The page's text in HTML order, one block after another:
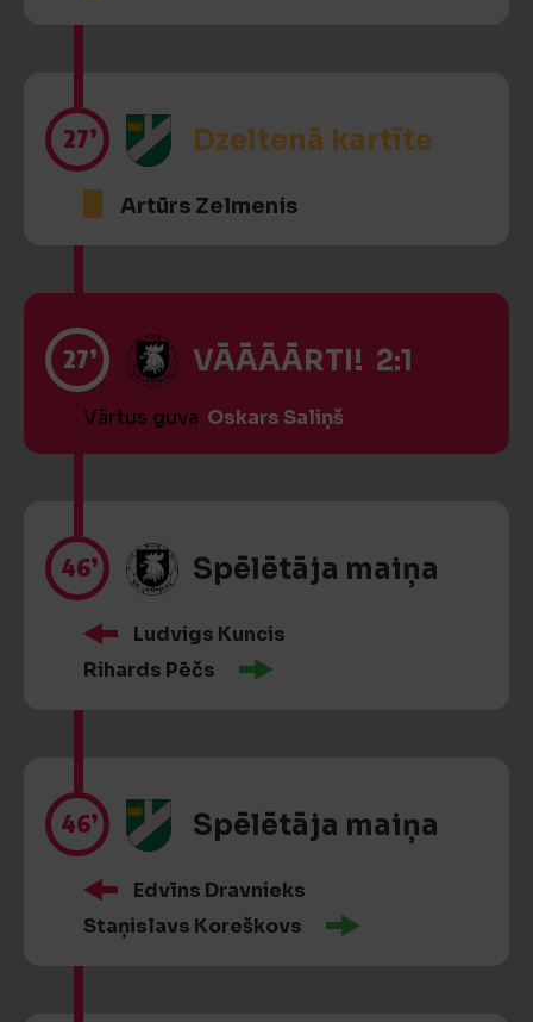
27’ Dzeltenā kartīte
Artūrs Zelmenis
27’ VĀĀĀĀRTI! 2:1
Vārtus guva Oskars Saliņš
46’ Spēlētāja maiņa
Ludvigs Kuncis
Rihards Pēčs
46’ Spēlētāja maiņa
Edvīns Dravnieks
Staņislavs Koreškovs